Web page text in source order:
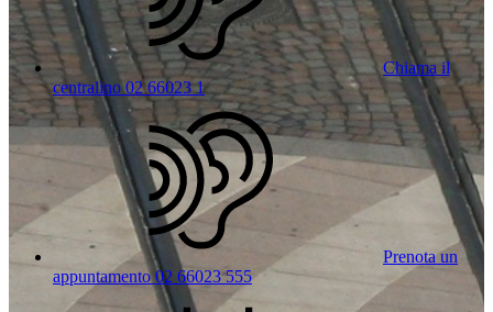
Chiama il
centralino 02 66023 1
Prenota un
appuntamento 02 66023 555